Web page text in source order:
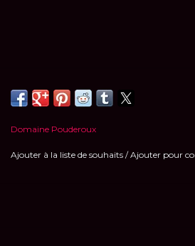
Domaine Pouderoux
Ajouter à la liste de souhaits /Ajouter pour